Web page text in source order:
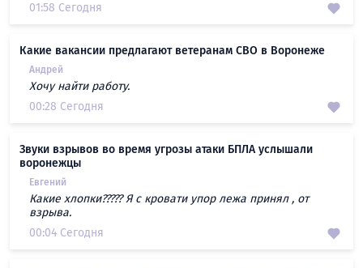
01:58 Сегодня
Какие вакансии предлагают ветеранам СВО в Воронеже
Андрей
Хочу найти работу.
00:28 Сегодня
Звуки взрывов во время угрозы атаки БПЛА услышали
воронежцы
Евгений
Какие хлопки????? Я с кровати упор лежа принял , от
взрыва.
00:04 Сегодня